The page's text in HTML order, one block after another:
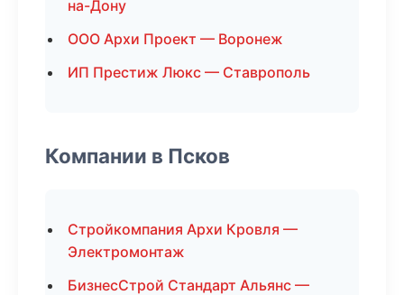
на-Дону
ООО Архи Проект — Воронеж
ИП Престиж Люкс — Ставрополь
Компании в Псков
Стройкомпания Архи Кровля —
Электромонтаж
БизнесСтрой Стандарт Альянс —